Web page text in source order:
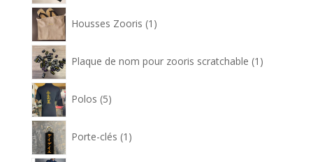
Housses Zooris 1
produit
Plaque de nom pour zooris scratchable 1
produit
Polos 5
produits
Porte-clés 1
produit